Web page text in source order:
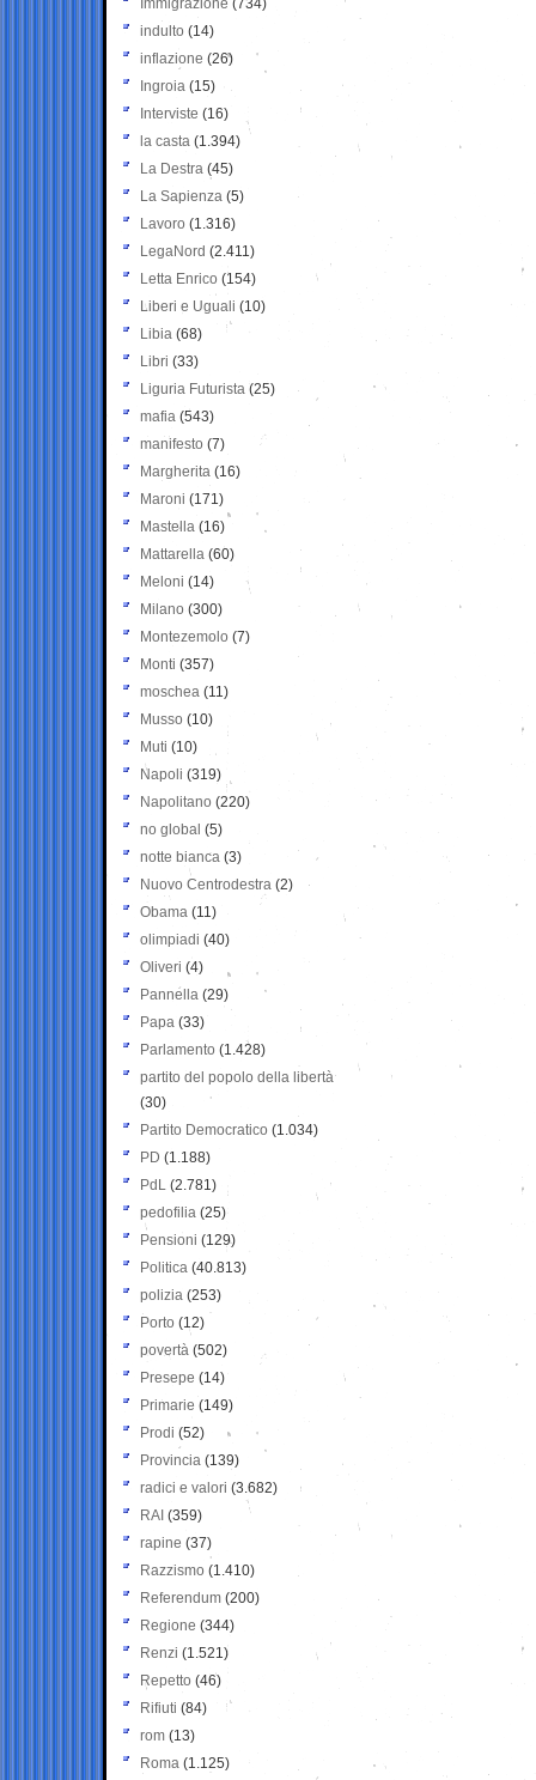
Immigrazione (734)
indulto (14)
inflazione (26)
Ingroia (15)
Interviste (16)
la casta (1.394)
La Destra (45)
La Sapienza (5)
Lavoro (1.316)
LegaNord (2.411)
Letta Enrico (154)
Liberi e Uguali (10)
Libia (68)
Libri (33)
Liguria Futurista (25)
mafia (543)
manifesto (7)
Margherita (16)
Maroni (171)
Mastella (16)
Mattarella (60)
Meloni (14)
Milano (300)
Montezemolo (7)
Monti (357)
moschea (11)
Musso (10)
Muti (10)
Napoli (319)
Napolitano (220)
no global (5)
notte bianca (3)
Nuovo Centrodestra (2)
Obama (11)
olimpiadi (40)
Oliveri (4)
Pannella (29)
Papa (33)
Parlamento (1.428)
partito del popolo della libertà
(30)
Partito Democratico (1.034)
PD (1.188)
PdL (2.781)
pedofilia (25)
Pensioni (129)
Politica (40.813)
polizia (253)
Porto (12)
povertà (502)
Presepe (14)
Primarie (149)
Prodi (52)
Provincia (139)
radici e valori (3.682)
RAI (359)
rapine (37)
Razzismo (1.410)
Referendum (200)
Regione (344)
Renzi (1.521)
Repetto (46)
Rifiuti (84)
rom (13)
Roma (1.125)